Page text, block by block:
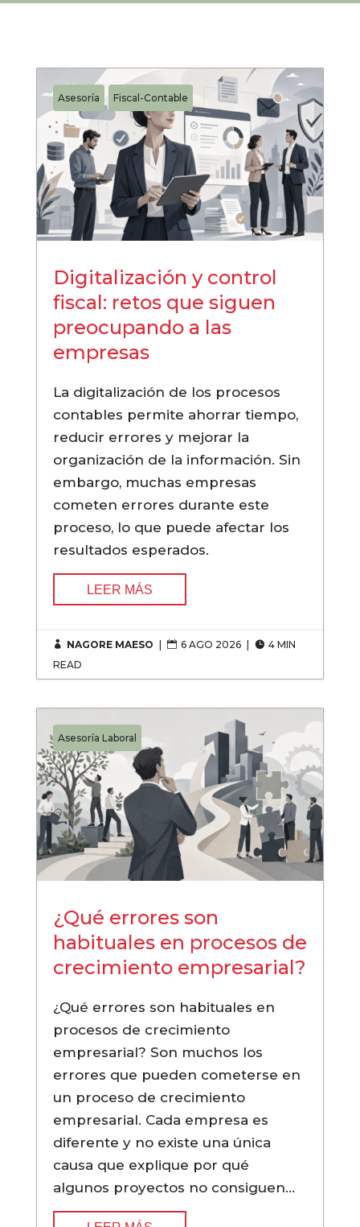
Asesoría Fiscal-Contable
Digitalización y control
fiscal: retos que siguen
preocupando a las
empresas
La digitalización de los procesos
contables permite ahorrar tiempo,
reducir errores y mejorar la
organización de la información. Sin
embargo, muchas empresas
cometen errores durante este
proceso, lo que puede afectar los
resultados esperados.
LEER MÁS
 NAGORE MAESO  6 AGO 2026  4 MIN
READ
Asesoría Laboral
¿Qué errores son
habituales en procesos de
crecimiento empresarial?
¿Qué errores son habituales en
procesos de crecimiento
empresarial? Son muchos los
errores que pueden cometerse en
un proceso de crecimiento
empresarial. Cada empresa es
diferente y no existe una única
causa que explique por qué
algunos proyectos no consiguen...